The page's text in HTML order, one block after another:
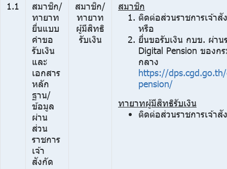
ไทย |
1.1
สมาชิก/
ทายาท
ยื่นแบบ
คำขอ
รับเงิน
และ
เอกสาร
หลัก
ฐาน/
ข้อมูล
ผ่าน
ส่วน
ราชการ
เจ้า
สังกัด
สมาชิก/
ทายาท
ผู้มีสิทธิ
รับเงิน
สมาชิก
ติดต่อส่วนราชการเจ้าสั
หรือ
ยื่นขอรับเงิน กบข. ผ่าน
Digital Pension ของก
กลาง
https://
pension/
ทายาทผู้มีสิทธิรับเงิน
ติดต่อส่วนราชการเจ้าสั